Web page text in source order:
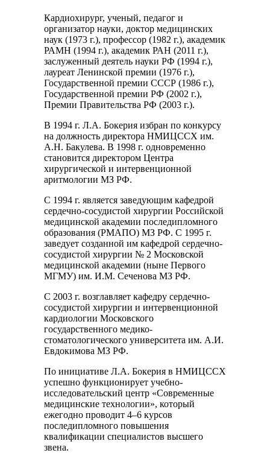
Кардиохирург, ученый, педагог и
организатор науки, доктор медицинских
наук (1973 г.), профессор (1982 г.), академик
РАМН (1994 г.), академик РАН (2011 г.),
заслуженный деятель науки РФ (1994 г.),
лауреат Ленинской премии (1976 г.),
Государственной премии СССР (1986 г.),
Государственной премии РФ (2002 г.),
Премии Правительства РФ (2003 г.).
В 1994 г. Л.А. Бокерия избран по конкурсу
на должность директора НМИЦССХ им.
А.Н. Бакулева. В 1998 г. одновременно
становится директором Центра
хирургической и интервенционной
аритмологии МЗ РФ.
С 1994 г. является заведующим кафедрой
сердечно-сосудистой хирургии Российской
медицинской академии последипломного
образования (РМАПО) МЗ РФ. С 1995 г.
заведует созданной им кафедрой сердечно-
сосудистой хирургии № 2 Московской
медицинской академии (ныне Первого
МГМУ) им. И.М. Сеченова МЗ РФ.
С 2003 г. возглавляет кафедру сердечно-
сосудистой хирургии и интервенционной
кардиологии Московского
государственного медико-
стоматологического университета им. А.И.
Евдокимова МЗ РФ.
По инициативе Л.А. Бокерия в НМИЦССХ
успешно функционирует учебно-
исследовательский центр «Современные
медицинские технологии», который
ежегодно проводит 4–6 курсов
последипломного повышения
квалификации специалистов высшего
звена.